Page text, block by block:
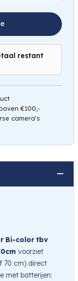
restant
€100,-
camera's
Bi-color tbv
voorziet
70 cm) direct
met batterijen: